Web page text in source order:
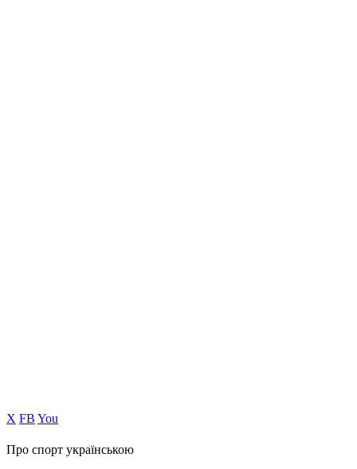
Х FB You
Про спорт українською